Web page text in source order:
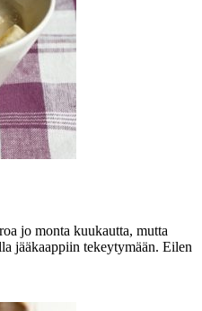
jo monta kuukautta, mutta
jääkaappiin tekeytymään. Eilen